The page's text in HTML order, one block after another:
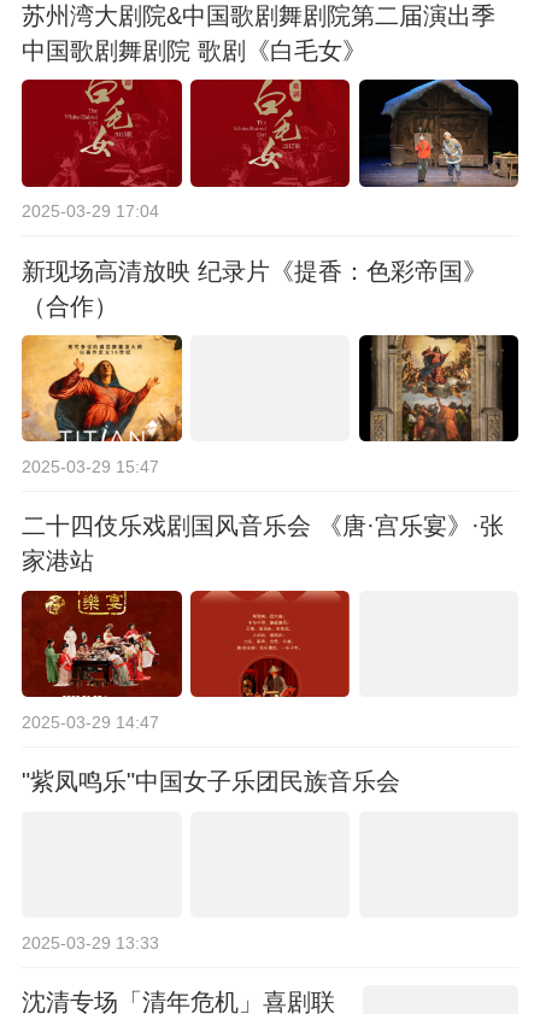
苏州湾大剧院&中国歌剧舞剧院第二届演出季
中国歌剧舞剧院 歌剧《白毛女》
2025-03-29 17:04
新现场高清放映 纪录片《提香：色彩帝国》
（合作）
2025-03-29 15:47
二十四伎乐戏剧国风音乐会 《唐·宫乐宴》·张
家港站
2025-03-29 14:47
"紫凤鸣乐"中国女子乐团民族音乐会
2025-03-29 13:33
沈清专场「清年危机」喜剧联